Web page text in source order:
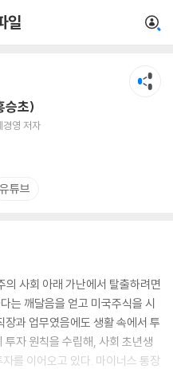
일
승초)
경영 저자
유튜브
사회 아래 가난에서 탈출하려면
는 깨달음을 얻고 미국주식을 시
과 업무였음에도 생활 속에서 투
자 원칙을 수립해, 사회 초년생
를 이어오고 있다. 마이너스 통장